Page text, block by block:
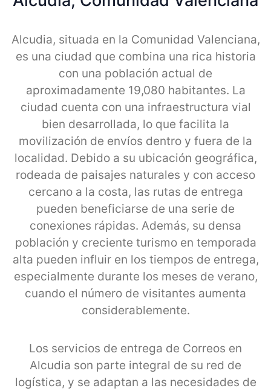
Alcudia, situada en la Comunidad Valenciana,
es una ciudad que combina una rica historia
con una población actual de
aproximadamente 19,080 habitantes. La
ciudad cuenta con una infraestructura vial
bien desarrollada, lo que facilita la
movilización de envíos dentro y fuera de la
localidad. Debido a su ubicación geográfica,
rodeada de paisajes naturales y con acceso
cercano a la costa, las rutas de entrega
pueden beneficiarse de una serie de
conexiones rápidas. Además, su densa
población y creciente turismo en temporada
alta pueden influir en los tiempos de entrega,
especialmente durante los meses de verano,
cuando el número de visitantes aumenta
considerablemente.
Los servicios de entrega de Correos en
Alcudia son parte integral de su red de
logística, y se adaptan a las necesidades de